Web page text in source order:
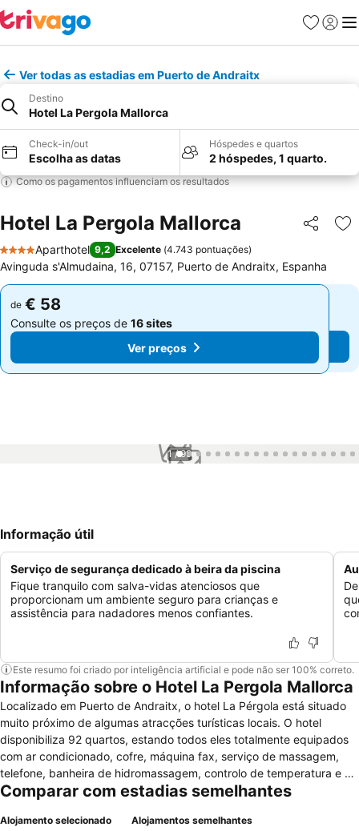
Favoritos
Iniciar
Ver todas as estadias em Puerto de Andraitx
Destino
Hotel La Pergola Mallorca
Check-in/out
Escolha as datas
Hóspedes e quartos
2 hóspedes, 1 quarto.
Como os pagamentos influenciam os resultados
Hotel La Pergola Mallorca Partilhar
4 Estrelas
Aparthotel 9,2 Excelente (4.743 pontuações)
Avinguda s'Almudaina, 16, 07157, Puerto de Andraitx, Espanha
de € 58
Consulte os preços de 16 sites
Ver preços
de € 58
Consulte os preços de 16 sites
Ver preços
1 / 99
Informação útil
Serviço de segurança dedicado à beira da piscina
Fique tranquilo com salva-vidas atenciosos que
proporcionam um ambiente seguro para crianças e
assistência para nadadores menos confiantes.
Este resumo foi criado por inteligência artificial e pode não ser 100% correto.
Informação sobre o Hotel La Pergola Mallorca
Localizado em Puerto de Andraitx, o hotel La Pérgola está situado
muito próximo de algumas atracções turísticas locais. O hotel
disponibiliza 92 quartos, estando todos eles totalmente equipados
com ar condicionado, cofre, máquina fax, serviço de massagem,
telefone, banheira de hidromassagem, controlo de temperatura e TV
com canais por satélite. Estão disponíveis quartos para não
todos eles completamente equipados com acesso á internet sem fio
Comparar com estadias semelhantes
Alojamento selecionado Alojamentos semelhantes